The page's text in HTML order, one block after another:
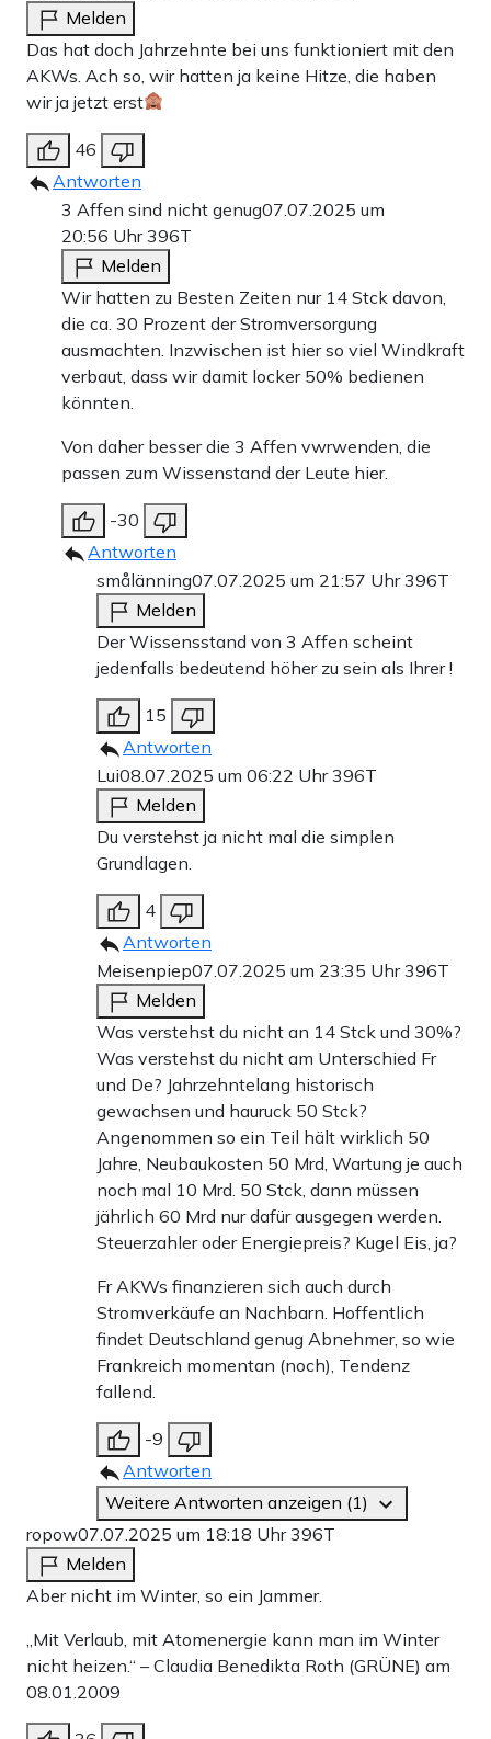
Melden
Das hat doch Jahrzehnte bei uns funktioniert mit den
AKWs. Ach so, wir hatten ja keine Hitze, die haben
wir ja jetzt erst
46
Antworten
3 Affen sind nicht genug07.07.2025 um
20:56 Uhr396T
Melden
Wir hatten zu Besten Zeiten nur 14 Stck davon,
die ca. 30 Prozent der Stromversorgung
ausmachten. Inzwischen ist hier so viel Windkraft
verbaut, dass wir damit locker 50% bedienen
könnten.
Von daher besser die 3 Affen vwrwenden, die
passen zum Wissenstand der Leute hier.
-30
Antworten
smålänning07.07.2025 um 21:57 Uhr396T
Melden
Der Wissensstand von 3 Affen scheint
jedenfalls bedeutend höher zu sein als Ihrer !
15
Antworten
Lui08.07.2025 um 06:22 Uhr396T
Melden
Du verstehst ja nicht mal die simplen
Grundlagen.
4
Antworten
Meisenpiep07.07.2025 um 23:35 Uhr396T
Melden
Was verstehst du nicht an 14 Stck und 30%?
Was verstehst du nicht am Unterschied Fr
und De? Jahrzehntelang historisch
gewachsen und hauruck 50 Stck?
Angenommen so ein Teil hält wirklich 50
Jahre, Neubaukosten 50 Mrd, Wartung je auch
noch mal 10 Mrd. 50 Stck, dann müssen
jährlich 60 Mrd nur dafür ausgegen werden.
Steuerzahler oder Energiepreis? Kugel Eis, ja?
Fr AKWs finanzieren sich auch durch
Stromverkäufe an Nachbarn. Hoffentlich
findet Deutschland genug Abnehmer, so wie
Frankreich momentan (noch), Tendenz
fallend.
-9
Antworten
Weitere Antworten anzeigen (1)
ropow07.07.2025 um 18:18 Uhr396T
Melden
Aber nicht im Winter, so ein Jammer.
„Mit Verlaub, mit Atomenergie kann man im Winter
nicht heizen.“ – Claudia Benedikta Roth (GRÜNE) am
08.01.2009